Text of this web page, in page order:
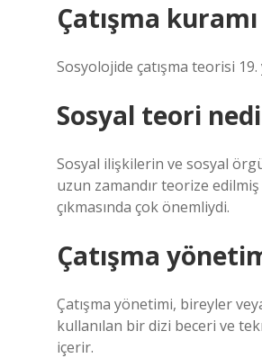
Çatışma
Sosyolojide çatışma teorisi
Sosyal teori
Sosyal ilişkilerin ve sosyal
uzun zamandır teorize
çıkmasında çok önemliydi.
Çatışma
Çatışma yönetimi, bireyler
kullanılan bir dizi beceri ve
içerir.